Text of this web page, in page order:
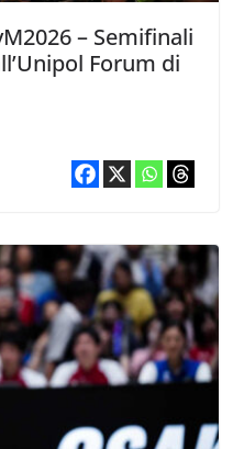
– Semifinali
Forum di